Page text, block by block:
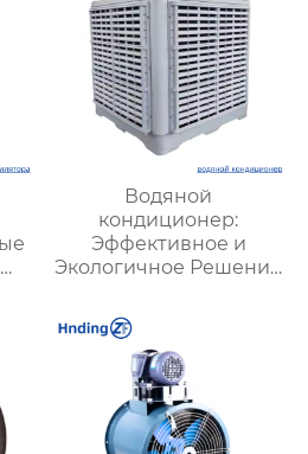
Водяной
кондиционер:
Эффективное и
Экологичное Решение
Вашего Пространства